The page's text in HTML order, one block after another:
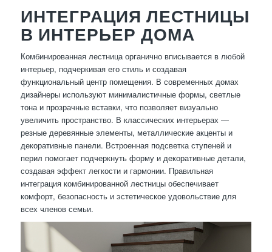
ИНТЕГРАЦИЯ ЛЕСТНИЦЫ
В ИНТЕРЬЕР ДОМА
Комбинированная лестница органично вписывается в любой
интерьер, подчеркивая его стиль и создавая
функциональный центр помещения. В современных домах
дизайнеры используют минималистичные формы, светлые
тона и прозрачные вставки, что позволяет визуально
увеличить пространство. В классических интерьерах —
резные деревянные элементы, металлические акценты и
декоративные панели. Встроенная подсветка ступеней и
перил помогает подчеркнуть форму и декоративные детали,
создавая эффект легкости и гармонии. Правильная
интеграция комбинированной лестницы обеспечивает
комфорт, безопасность и эстетическое удовольствие для
всех членов семьи.